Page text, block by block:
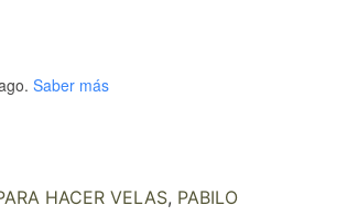
Saber más
HACER VELAS, PABILO